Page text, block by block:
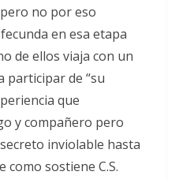
no por eso
en esa etapa
de ellos viaja con un
participar de “su
que
y compañero pero
inviolable hasta
sostiene C.S.